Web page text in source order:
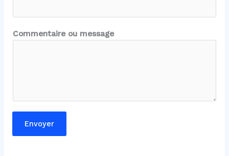
o
m
o
Commentaire ou message
Envoyer